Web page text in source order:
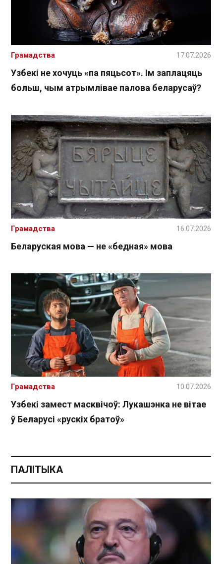
Узбекі не хочуць «па пяцьсот». Ім заплацяць
больш, чым атрымлівае палова беларусаў?
Грамадства 17.07.2026
Беларуская мова — не «бедная» мова
Грамадства 16.07.2026
Узбекі замест масквічоў: Лукашэнка не вітае
ў Беларусі «рускіх братоў»
Грамадства 10.07.2026
ПАЛІТЫКА